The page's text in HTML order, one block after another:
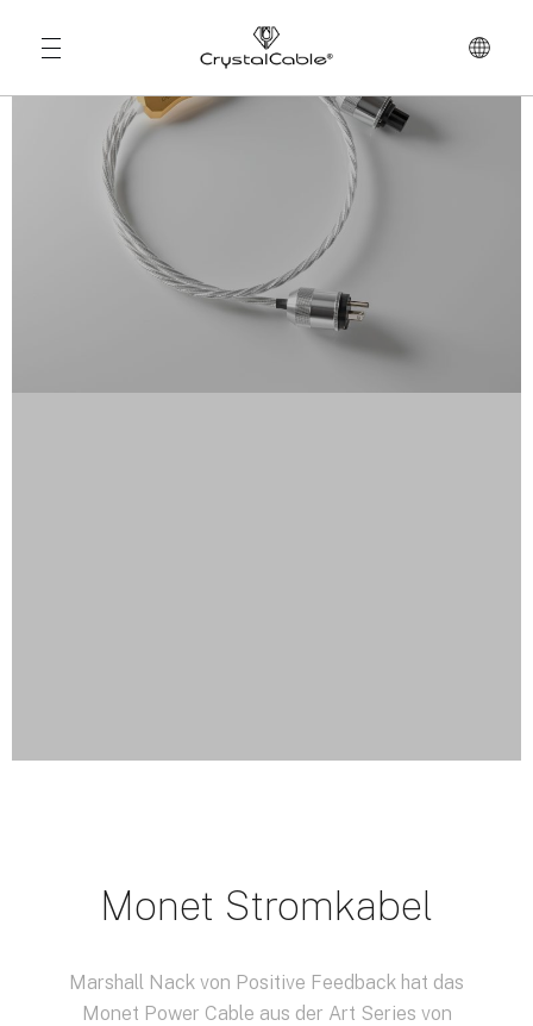
Monet Stromkabel
Marshall Nack von Positive Feedback hat das
Monet Power Cable aus der Art Series von